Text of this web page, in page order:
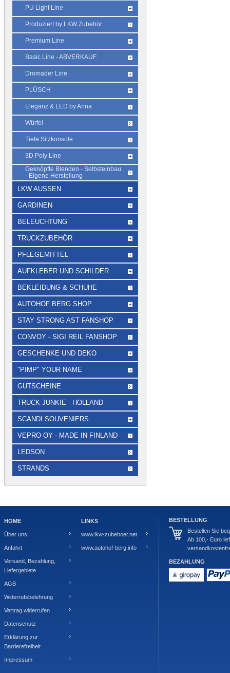
PU Light Line
Produziert by LKW Zubehör
Premium Line
Basic Line - ABVERKAUF
Dromader Line
PLÜSCH
Eleganz & LED by Anna
Würfel
Tiefe Sitzkonsole
3D Poly Line
Geknöpfte Blenden - Selbsteinbau
- Eigene Herstellung
LKW AUSSEN
GARDINEN
BELEUCHTUNG
TRUCKZUBEHÖR
PFLEGEMITTEL
AUFKLEBER UND SCHILDER
BEKLEIDUNG & SCHUHE
AUTOHOF BERG SHOP
STAY STRONG AST FANSHOP
CONVOY - SIGI REIL FANSHOP
GESCHENKE UND DEKO
"PIMP" YOUR NAME
GUTSCHEINE
TRUCK JUNKIE - HOLLAND
SCANDI SOUVENIERS
VEPRO OY - MADE IN FINLAND
LEDSON
STRANDS
HOME
Über uns
Anfahrt
Versand, Bezahlung,
Liefergebiete
AGB
Widerrufsbelehrung
Vertrag widerrufen
Datenschutz
Erklärung zur
Barrierefreiheit
Impressum
LINKS
www.lkw-zubehoer.net
www.autohof-berg.info
BESTELLUNG
Bestellen Sie
Ab 100,- Euro
BEZAHLUNG